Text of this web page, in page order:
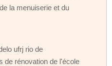
la menuiserie et du
ufrj rio de
de rénovation de l'école